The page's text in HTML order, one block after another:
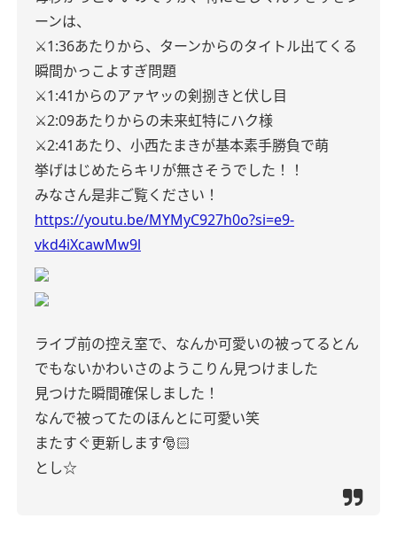
ーンは、
⚔️1:36あたりから、ターンからのタイトル出てくる
瞬間かっこよすぎ問題
⚔️1:41からのアァヤッの剣捌きと伏し目
⚔️2:09あたりからの未来虹特にハク様
⚔️2:41あたり、小西たまきが基本素手勝負で萌
挙げはじめたらキリが無さそうでした！！
みなさん是非ご覧ください！
https://youtu.be/MYMyC927h0o?si=e9-
vkd4iXcawMw9l
ライブ前の控え室で、なんか可愛いの被ってるとん
でもないかわいさのようこりん見つけました
見つけた瞬間確保しました！
なんで被ってたのほんとに可愛い笑
またすぐ更新します🎅🏻
とし☆